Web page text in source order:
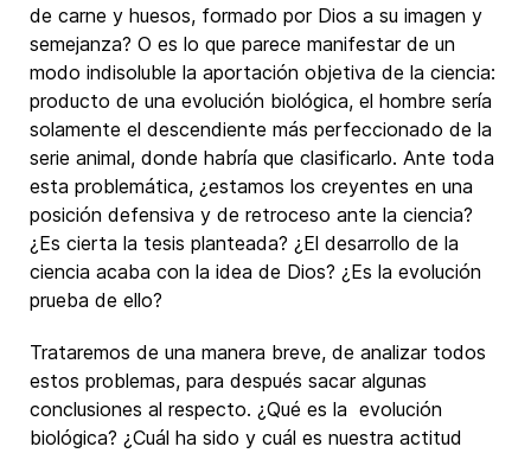
de carne y huesos, formado por Dios a su imagen y
semejanza? O es lo que parece manifestar de un
modo indisoluble la aportación objetiva de la ciencia:
producto de una evolución biológica, el hombre sería
solamente el descendiente más perfeccionado de la
serie animal, donde habría que clasificarlo. Ante toda
esta problemática, ¿estamos los creyentes en una
posición defensiva y de retroceso ante la ciencia?
¿Es cierta la tesis planteada? ¿El desarrollo de la
ciencia acaba con la idea de Dios? ¿Es la evolución
prueba de ello?
Trataremos de una manera breve, de analizar todos
estos problemas, para después sacar algunas
conclusiones al respecto. ¿Qué es la evolución
biológica? ¿Cuál ha sido y cuál es nuestra actitud